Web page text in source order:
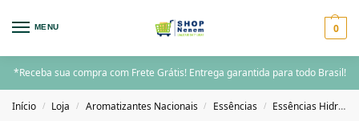
MENU 0
*Receba sua compra com Frete Grátis! Entrega garantida para todo Brasil!
Início / Loja / Aromatizantes Nacionais / Essências / Essências Hidrossolúveis 30ml